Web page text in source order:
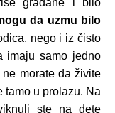
građane i bilo
da uzmu bilo
nego i iz čisto
imaju samo jedno
morate da živite
tamo u prolazu. Na
ste na dete